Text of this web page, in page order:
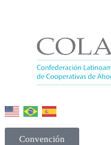
Convención